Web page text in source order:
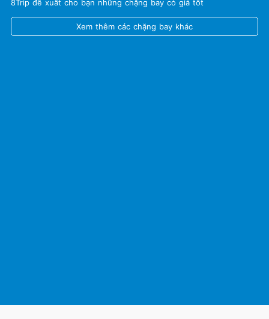
8Trip đề xuất cho bạn những chặng bay có giá tốt
Xem thêm các chặng bay khác